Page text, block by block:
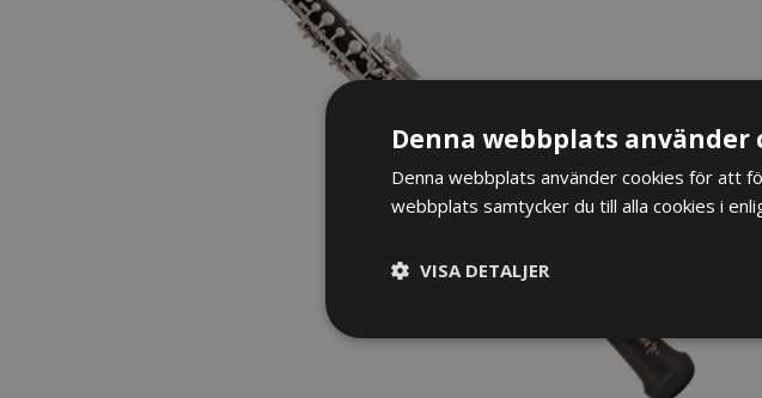
Denna webbplats använder
Denna webbplats använder cookies för att
webbplats samtycker du till alla cookies i
VISA DETALJER